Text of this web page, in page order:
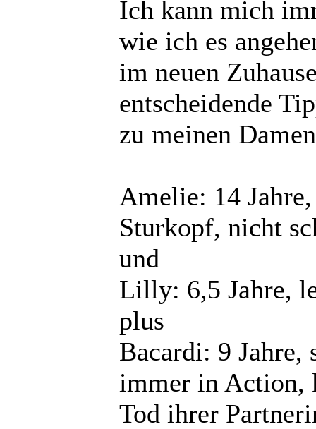
Ich kann mich
wie ich es
im neuen
entscheidende
zu meinen
Amelie: 14
Sturkopf, nicht
und
Lilly: 6,5 Jahre,
plus
Bacardi: 9
immer in Action,
Tod ihrer